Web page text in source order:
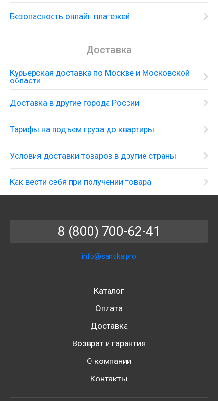
Безопасность онлайн платежей
Доставка
Курьерская доставка по Москве и Московской
области
Доставка в другие города России
Тарифы на подъем груза до квартиры
Условия доставки товаров в другие страны
Как вести себя при получении товара
8 (800) 700-62-41
info@santika.pro
Каталог
Оплата
Доставка
Возврат и гарантия
О компании
Контакты